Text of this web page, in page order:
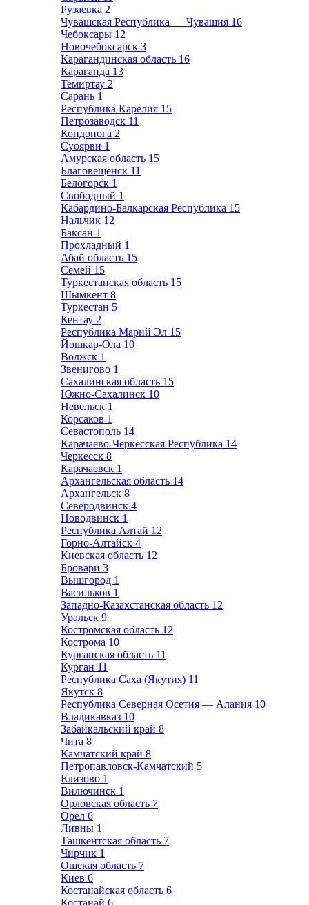
Рузаевка 2
Чувашская Республика — Чувашия 16
Чебоксары 12
Новочебоксарск 3
Карагандинская область 16
Караганда 13
Темиртау 2
Сарань 1
Республика Карелия 15
Петрозаводск 11
Кондопога 2
Суоярви 1
Амурская область 15
Благовещенск 11
Белогорск 1
Свободный 1
Кабардино-Балкарская Республика 15
Нальчик 12
Баксан 1
Прохладный 1
Абай область 15
Семей 15
Туркестанская область 15
Шымкент 8
Туркестан 5
Кентау 2
Республика Марий Эл 15
Йошкар-Ола 10
Волжск 1
Звенигово 1
Сахалинская область 15
Южно-Сахалинск 10
Невельск 1
Корсаков 1
Севастополь 14
Карачаево-Черкесская Республика 14
Черкесск 8
Карачаевск 1
Архангельская область 14
Архангельск 8
Северодвинск 4
Новодвинск 1
Республика Алтай 12
Горно-Алтайск 4
Киевская область 12
Бровари 3
Вышгород 1
Васильков 1
Западно-Казахстанская область 12
Уральск 9
Костромская область 12
Кострома 10
Курганская область 11
Курган 11
Республика Саха (Якутия) 11
Якутск 8
Республика Северная Осетия — Алания 10
Владикавказ 10
Забайкальский край 8
Чита 8
Камчатский край 8
Петропавловск-Камчатский 5
Елизово 1
Вилючинск 1
Орловская область 7
Орел 6
Ливны 1
Ташкентская область 7
Чирчик 1
Ошская область 7
Киев 6
Костанайская область 6
Костанай 6